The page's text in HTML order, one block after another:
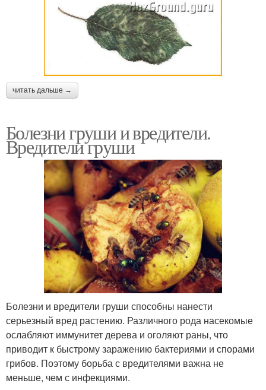
читать дальше →
Болезни груши и вредители.
Вредители груши
Болезни и вредители груши способны нанести
серьезный вред растению. Различного рода насекомые
ослабляют иммунитет дерева и оголяют раны, что
приводит к быстрому заражению бактериями и спорами
грибов. Поэтому борьба с вредителями важна не
меньше, чем с инфекциями.